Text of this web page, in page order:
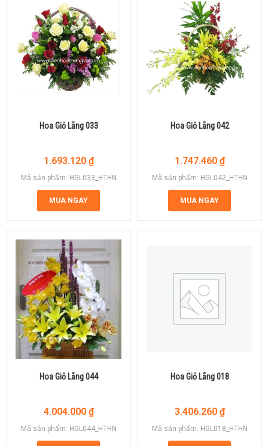
Hoa Giỏ Lẵng 033
1.693.120 ₫
Mã sản phẩm: HGL033_HTHN
MUA NGAY
Hoa Giỏ Lẵng 042
1.747.460 ₫
Mã sản phẩm: HGL042_HTHN
MUA NGAY
Hoa Giỏ Lẵng 044
4.004.000 ₫
Mã sản phẩm: HGL044_HTHN
Hoa Giỏ Lẵng 018
3.406.260 ₫
Mã sản phẩm: HGL018_HTHN